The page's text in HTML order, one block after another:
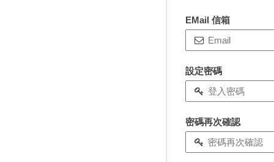
EMail 信箱
設定密碼
密碼再次確認